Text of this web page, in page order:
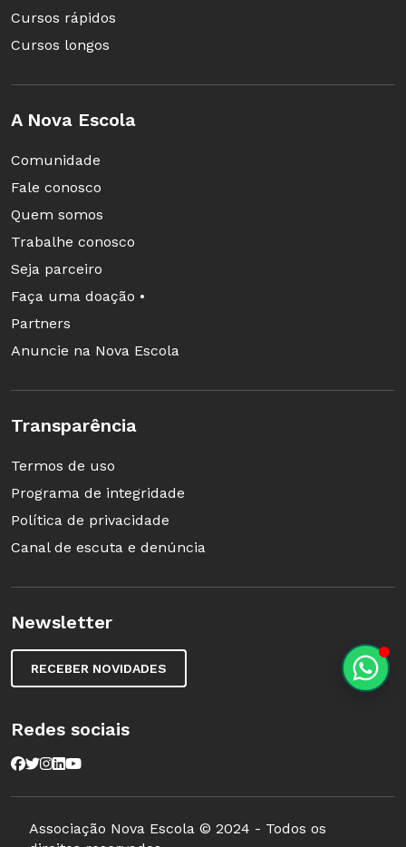
Cursos rápidos
Cursos longos
A Nova Escola
Comunidade
Fale conosco
Quem somos
Trabalhe conosco
Seja parceiro
Faça uma doação •
Partners
Anuncie na Nova Escola
Transparência
Termos de uso
Programa de integridade
Política de privacidade
Canal de escuta e denúncia
Newsletter
RECEBER NOVIDADES
Redes sociais
Associação Nova Escola © 2024 - Todos os